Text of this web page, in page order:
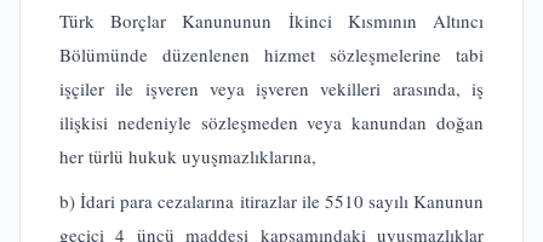
Türk Borçlar Kanununun İkinci Kısmının Altıncı
Bölümünde düzenlenen hizmet sözleşmelerine tabi
işçiler ile işveren veya işveren vekilleri arasında, iş
ilişkisi nedeniyle sözleşmeden veya kanundan doğan
her türlü hukuk uyuşmazlıklarına,
b) İdari para cezalarına itirazlar ile 5510 sayılı Kanunun
geçici 4 üncü maddesi kapsamındaki uyuşmazlıklar